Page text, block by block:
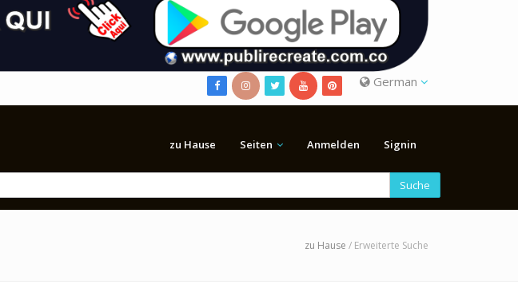
German
zu Hause Seiten Anmelden Signin
Suche
zu Hause / Erweiterte Suche